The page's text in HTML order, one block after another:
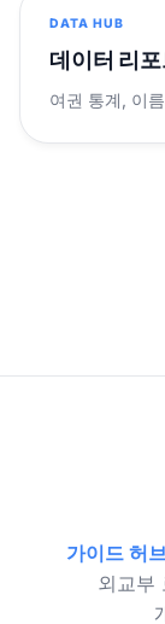
DATA HUB
데이터 리
여권 통계, 이
가이드 허
외교부